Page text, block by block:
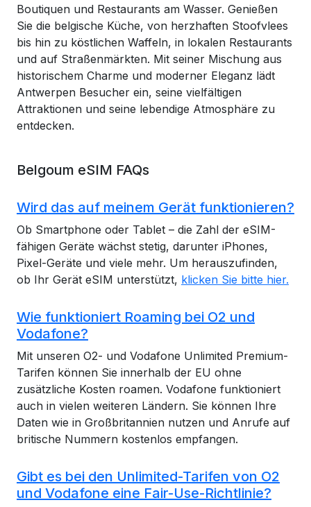
Boutiquen und Restaurants am Wasser. Genießen
Sie die belgische Küche, von herzhaften Stoofvlees
bis hin zu köstlichen Waffeln, in lokalen Restaurants
und auf Straßenmärkten. Mit seiner Mischung aus
historischem Charme und moderner Eleganz lädt
Antwerpen Besucher ein, seine vielfältigen
Attraktionen und seine lebendige Atmosphäre zu
entdecken.
Belgoum eSIM FAQs
Wird das auf meinem Gerät funktionieren?
Ob Smartphone oder Tablet – die Zahl der eSIM-
fähigen Geräte wächst stetig, darunter iPhones,
Pixel-Geräte und viele mehr. Um herauszufinden,
ob Ihr Gerät eSIM unterstützt, klicken Sie bitte hier.
Wie funktioniert Roaming bei O2 und
Vodafone?
Mit unseren O2- und Vodafone Unlimited Premium-
Tarifen können Sie innerhalb der EU ohne
zusätzliche Kosten roamen. Vodafone funktioniert
auch in vielen weiteren Ländern. Sie können Ihre
Daten wie in Großbritannien nutzen und Anrufe auf
britische Nummern kostenlos empfangen.
Gibt es bei den Unlimited-Tarifen von O2
und Vodafone eine Fair-Use-Richtlinie?